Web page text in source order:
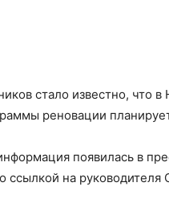
стало известно, что
реновации
появилась в
ссылкой на руководителя